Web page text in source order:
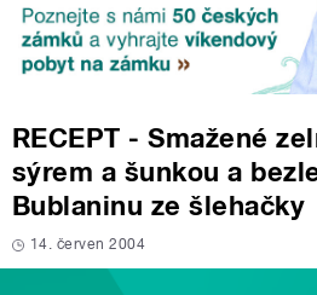
RECEPT - Smažené
sýrem a šunkou a
Bublaninu ze šlehačky
14. červen 2004